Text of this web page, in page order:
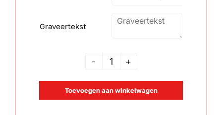
Gepersonaliseerde artikelen
Graveertekst
JSAK
105700
aantal
Toevoegen aan winkelwagen